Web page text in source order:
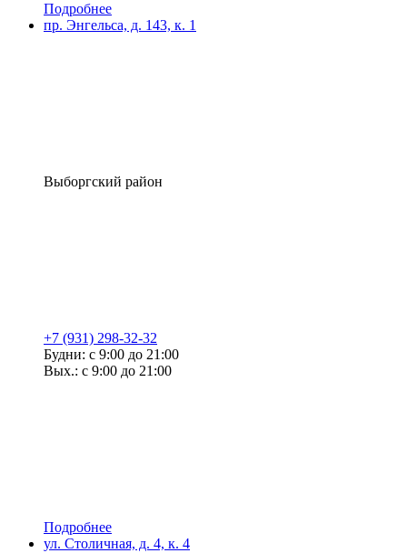
Подробнее
пр. Энгельса, д. 143, к. 1
Выборгский район
+7 (931) 298-32-32
Будни: с 9:00 до 21:00
Вых.: с 9:00 до 21:00
Подробнее
ул. Столичная, д. 4, к. 4